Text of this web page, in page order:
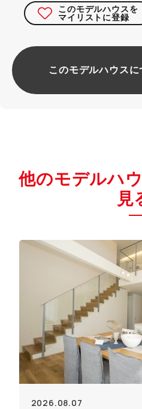
このモデルハウスを
マイリストに登録
このモデルハウス
他のモデルハ
見
2026.08.07